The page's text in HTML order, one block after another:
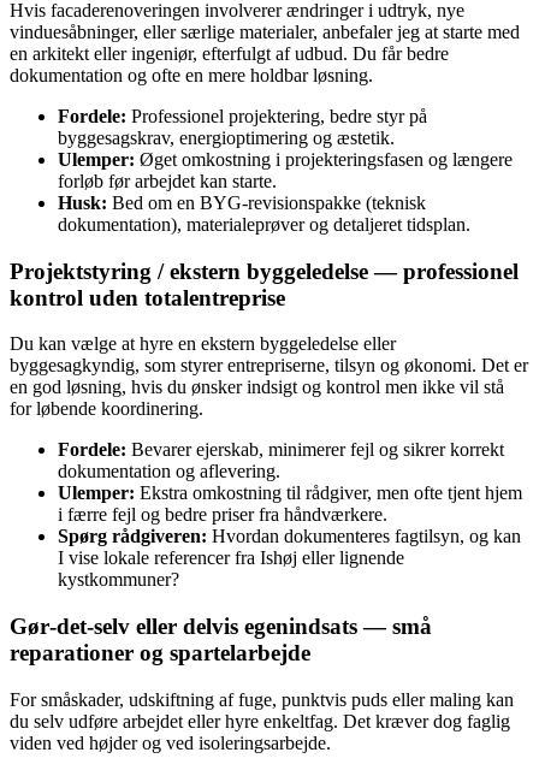
Hvis facaderenoveringen involverer ændringer i udtryk, nye
vinduesåbninger, eller særlige materialer, anbefaler jeg at starte med
en arkitekt eller ingeniør, efterfulgt af udbud. Du får bedre
dokumentation og ofte en mere holdbar løsning.
Fordele: Professionel projektering, bedre styr på
byggesagskrav, energioptimering og æstetik.
Ulemper: Øget omkostning i projekteringsfasen og længere
forløb før arbejdet kan starte.
Husk: Bed om en BYG‑revisionspakke (teknisk
dokumentation), materialeprøver og detaljeret tidsplan.
Projektstyring / ekstern byggeledelse — professionel
kontrol uden totalentreprise
Du kan vælge at hyre en ekstern byggeledelse eller
byggesagkyndig, som styrer entrepriserne, tilsyn og økonomi. Det er
en god løsning, hvis du ønsker indsigt og kontrol men ikke vil stå
for løbende koordinering.
Fordele: Bevarer ejerskab, minimerer fejl og sikrer korrekt
dokumentation og aflevering.
Ulemper: Ekstra omkostning til rådgiver, men ofte tjent hjem
i færre fejl og bedre priser fra håndværkere.
Spørg rådgiveren: Hvordan dokumenteres fagtilsyn, og kan
I vise lokale referencer fra Ishøj eller lignende
kystkommuner?
Gør‑det‑selv eller delvis egenindsats — små
reparationer og spartelarbejde
For småskader, udskiftning af fuge, punktvis puds eller maling kan
du selv udføre arbejdet eller hyre enkeltfag. Det kræver dog faglig
viden ved højder og ved isoleringsarbejde.